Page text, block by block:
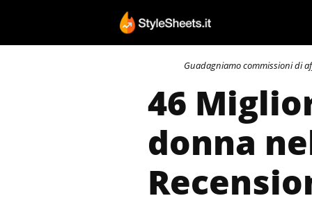
contenuto
Guadagniamo commissioni di
46
donna